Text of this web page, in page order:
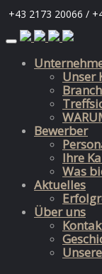
+43 2173 20066 /
Skip
content
Unser
Bewerber
Ihre
Was
Aktuelles
Über uns